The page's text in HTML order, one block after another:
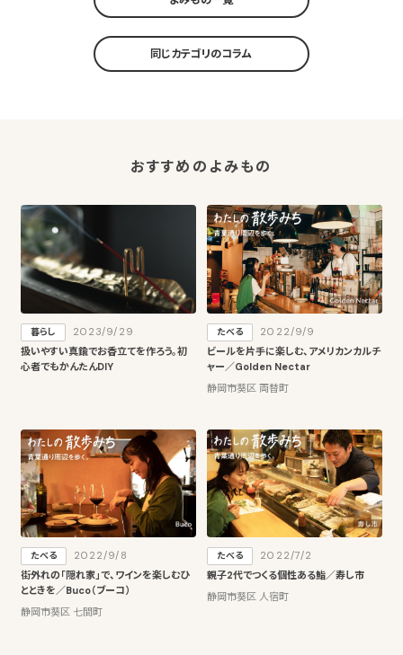
同じカテゴリのコラム
おすすめのよみもの
暮らし
2023/9/29
扱いやすい真鍮でお香立てを作ろう。初
心者でもかんたんDIY
たべる
2022/9/9
ビールを片手に楽しむ、アメリカンカルチ
ャー／Golden Nectar
静岡市葵区 両替町
たべる
2022/9/8
街外れの「隠れ家」で、ワインを楽しむひ
とときを／Buco（ブーコ）
静岡市葵区 七間町
たべる
2022/7/2
親子2代でつくる個性ある鮨／寿し市
静岡市葵区 人宿町